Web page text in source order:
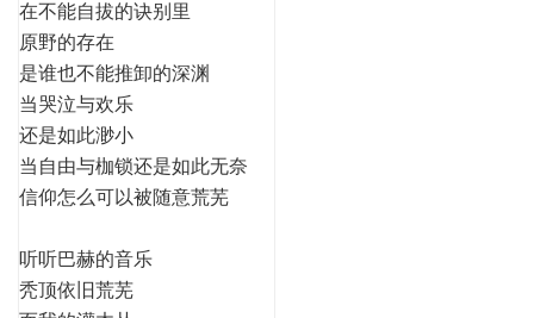
在不能自拔的诀别里
原野的存在
是谁也不能推卸的深渊
当哭泣与欢乐
还是如此渺小
当自由与枷锁还是如此无奈
信仰怎么可以被随意荒芜
听听巴赫的音乐
秃顶依旧荒芜